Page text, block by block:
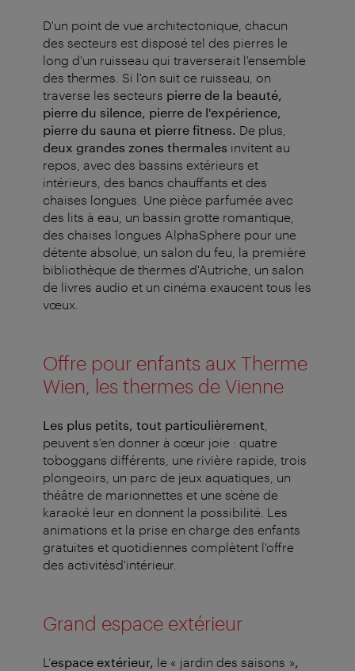
D'un point de vue architectonique, chacun
des secteurs est disposé tel des pierres le
long d'un ruisseau qui traverserait l'ensemble
des thermes. Si l'on suit ce ruisseau, on
traverse les secteurs pierre de la beauté,
pierre du silence, pierre de l'expérience,
pierre du sauna et pierre fitness. De plus,
deux grandes zones thermales invitent au
repos, avec des bassins extérieurs et
intérieurs, des bancs chauffants et des
chaises longues. Une pièce parfumée avec
des lits à eau, un bassin grotte romantique,
des chaises longues AlphaSphere pour une
détente absolue, un salon du feu, la première
bibliothèque de thermes d'Autriche, un salon
de livres audio et un cinéma exaucent tous les
vœux.
Offre pour enfants aux Therme
Wien, les thermes de Vienne
Les plus petits, tout particulièrement
peuvent s'en donner à cœur joie : quatre
toboggans différents, une rivière rapide, trois
plongeoirs, un parc de jeux aquatiques, un
théâtre de marionnettes et une scène de
karaoké leur en donnent la possibilité. Les
animations et la prise en charge des enfants
gratuites et quotidiennes complètent l'offre
des activitésd'intérieur.
Grand espace extérieur
L’espace extérieur, le « jardin des saisons »,